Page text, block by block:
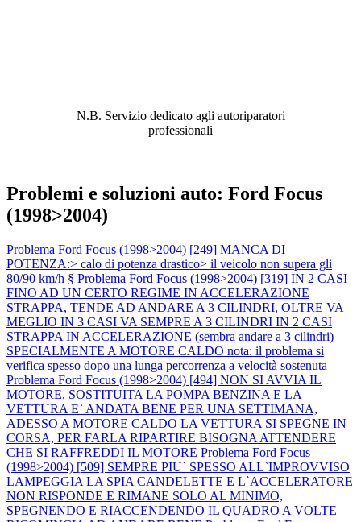
N.B. Servizio dedicato agli autoriparatori
professionali
Problemi e soluzioni auto: Ford Focus
(1998>2004)
Problema Ford Focus (1998>2004) [249] MANCA DI
POTENZA:> calo di potenza drastico> il veicolo non supera gli
80/90 km/h § Problema Ford Focus (1998>2004) [319] IN 2 CASI
FINO AD UN CERTO REGIME IN ACCELERAZIONE
STRAPPA, TENDE AD ANDARE A 3 CILINDRI, OLTRE VA
MEGLIO IN 3 CASI VA SEMPRE A 3 CILINDRI IN 2 CASI
STRAPPA IN ACCELERAZIONE (sembra andare a 3 cilindri)
SPECIALMENTE A MOTORE CALDO nota: il problema si
verifica spesso dopo una lunga percorrenza a velocità sostenuta
Problema Ford Focus (1998>2004) [494] NON SI AVVIA IL
MOTORE, SOSTITUITA LA POMPA BENZINA E LA
VETTURA E` ANDATA BENE PER UNA SETTIMANA,
ADESSO A MOTORE CALDO LA VETTURA SI SPEGNE IN
CORSA, PER FARLA RIPARTIRE BISOGNA ATTENDERE
CHE SI RAFFREDDI IL MOTORE Problema Ford Focus
(1998>2004) [509] SEMPRE PIU` SPESSO ALL`IMPROVVISO
LAMPEGGIA LA SPIA CANDELETTE E L`ACCELERATORE
NON RISPONDE E RIMANE SOLO AL MINIMO,
SPEGNENDO E RIACCENDENDO IL QUADRO A VOLTE